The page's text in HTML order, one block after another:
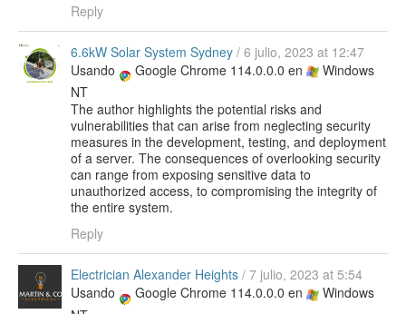
Reply
6.6kW Solar System Sydney / 6 julio, 2023 at 12:47
Usando
Google Chrome 114.0.0.0 en
Windows
NT
The author highlights the potential risks and
vulnerabilities that can arise from neglecting security
measures in the development, testing, and deployment
of a server. The consequences of overlooking security
can range from exposing sensitive data to
unauthorized access, to compromising the integrity of
the entire system.
Reply
Electrician Alexander Heights / 7 julio, 2023 at 5:54
Usando
Google Chrome 114.0.0.0 en
Windows